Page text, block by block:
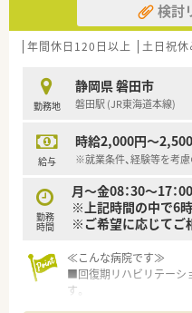
■営業時間は月火水金の
ご勤務いただける方を積
■各店舗の営業時間に準
【やりがい/おすすめポイン
■地域にお住まいの患者
■時給2,100円と高水準
りと目に見える形で収入
自分のペースで着実にス
検討
年間休日120日以上 土日祝休
勤務地
静岡県 磐田市
磐田駅 (JR東海道本線)
給与
時給2,000円～
※就業条件、経験等を考慮
勤務
時間
月～金08：30～17：
※上記時間の中で6
※ご希望に応じてご
≪こんな病院です≫
■回復期リハビリテーシ
す。